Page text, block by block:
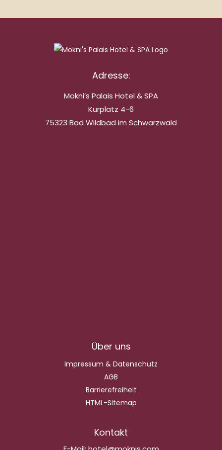
Adresse:
Mokni’s Palais Hotel & SPA
Kurplatz 4-6
75323 Bad Wildbad im Schwarzwald
Über uns
Impressum & Datenschutz
AGB
Barrierefreiheit
HTML-Sitemap
Kontakt